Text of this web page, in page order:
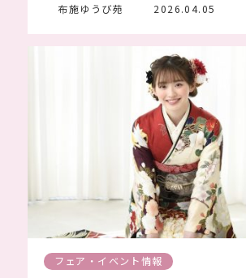
布施ゆうび苑 2026.04.05
フェア・イベント情報